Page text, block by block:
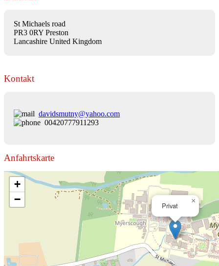
St Michaels road
PR3 0RY Preston
Lancashire United Kingdom
Kontakt
davidsmutny@yahoo.com
00420777911293
Anfahrtskarte
Privat
×
+
−